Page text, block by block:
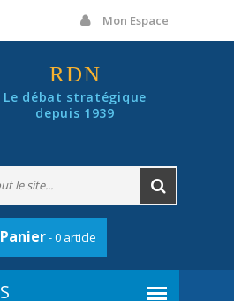
Mon Espace
RDN
Le débat stratégique
depuis 1939
Panier- 0 article